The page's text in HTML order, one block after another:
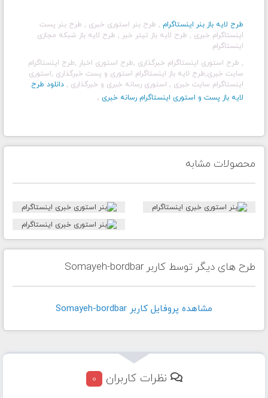
طرح لایه باز بنر اینستاگرام , طرح بنر استوری خبری , طرح بنر پست
اینستاگرام خبری , طرح لایه باز تیتر خبر , طرح لایه باز شبکه مجازی
اینستاگرام
, طرح استوری اینستاگرام خبرگذاری ,طرح استوری اخبار ,طرح اینستاگرام
سایت خبری,طرح لایه باز اینستاگرام استوری و پست خبرگذاری ,استوری
اینستاگرام سایت خبری , استوری رسانه خبری و خبرگذاری , دانلود طرح
لایه باز پست و استوری اینستاگرام رسانه خبری ,
محصولات مشابه
طرح های دیگر توسط کاربر Somayeh-bordbar
مشاهده پروفايل کاربر Somayeh-bordbar
نظرات کاربران 0